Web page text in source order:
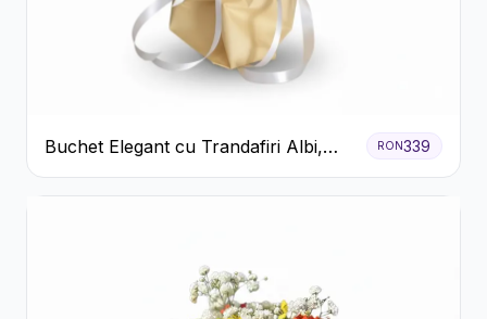
Buchet Elegant cu Trandafiri Albi,
Hortensie și Crizanteme Crem
RON339